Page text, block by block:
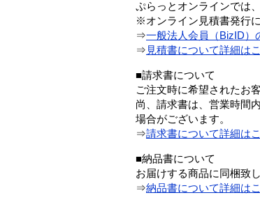
ぷらっとオンラインでは
※オンライン見積書発行
⇒一般法人会員（BizID）
⇒ 見積書について詳細は
■請求書について
ご注文時に希望されたお
尚、請求書は、営業時間
場合がございます。
⇒請求書について詳細は
■納品書について
お届けする商品に同梱致し
⇒納品書について詳細は